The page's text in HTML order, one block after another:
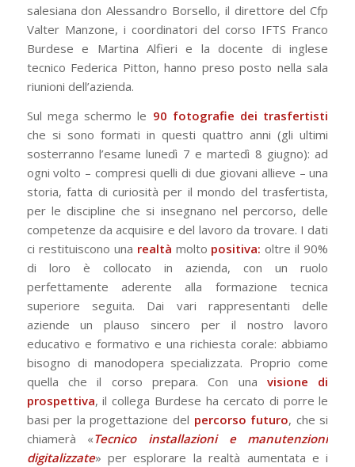
salesiana don Alessandro Borsello, il direttore del Cfp
Valter Manzone, i coordinatori del corso IFTS Franco
Burdese e Martina Alfieri e la docente di inglese
tecnico Federica Pitton, hanno preso posto nella sala
riunioni dell’azienda.
Sul mega schermo le 90 fotografie dei trasfertisti
che si sono formati in questi quattro anni (gli ultimi
sosterranno l’esame lunedì 7 e martedì 8 giugno): ad
ogni volto – compresi quelli di due giovani allieve – una
storia, fatta di curiosità per il mondo del trasfertista,
per le discipline che si insegnano nel percorso, delle
competenze da acquisire e del lavoro da trovare. I dati
ci restituiscono una realtà molto positiva: oltre il 90%
di loro è collocato in azienda, con un ruolo
perfettamente aderente alla formazione tecnica
superiore seguita. Dai vari rappresentanti delle
aziende un plauso sincero per il nostro lavoro
educativo e formativo e una richiesta corale: abbiamo
bisogno di manodopera specializzata. Proprio come
quella che il corso prepara. Con unavisione di
prospettiva, il collega Burdese ha cercato di porre le
basi per la progettazione del percorso futuro, che si
chiamerà «Tecnico installazioni e manutenzioni
digitalizzate» per esplorare la realtà aumentata e i